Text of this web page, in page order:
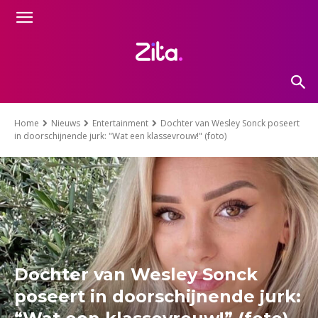
Home Nieuws Entertainment
Dochter van Wesley Sonck poseert
in doorschijnende jurk: "Wat een klassevrouw!" (foto)
Dochter van Wesley Sonck
poseert in doorschijnende jurk: